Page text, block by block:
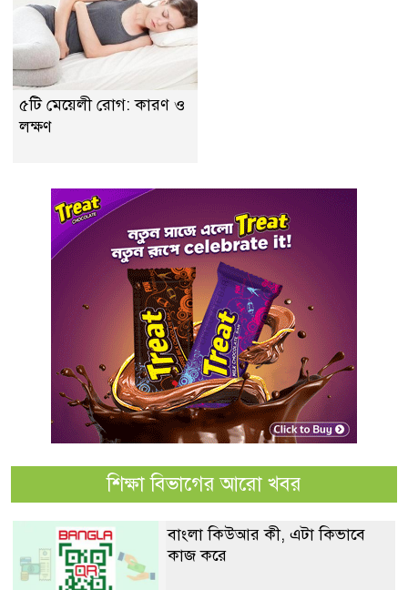
৫টি মেয়েলী রোগ: কারণ ও
লক্ষণ
শিক্ষা বিভাগের আরো খবর
বাংলা কিউআর কী, এটা কিভাবে
কাজ করে